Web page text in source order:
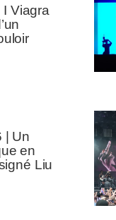
Viagra
| Un
en
Liu